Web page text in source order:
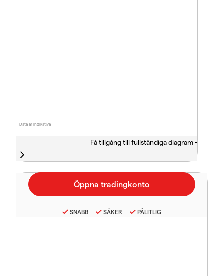
Data är indikativa
Få tillgång till fullständiga diagram -
SNABB SÄKER PÅLITLIG